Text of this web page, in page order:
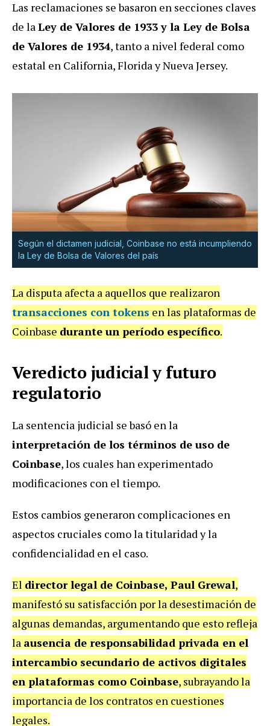
Las reclamaciones se basaron en secciones claves
de laLey de Valores de 1933 y la Ley de Bolsa
de Valores de 1934, tanto a nivel federal como
estatal en California, Florida y Nueva Jersey.
Según el dictamen judicial, Coinbase no está incumpliendo
la Ley de Bolsa de Valores del país
La disputa afecta a aquellos que realizaron
transacciones con tokens en las plataformas de
Coinbase durante un período específico.
Veredicto judicial y futuro
regulatorio
La sentencia judicial se basó en la
interpretación de los términos de uso de
Coinbase, los cuales han experimentado
modificaciones con el tiempo.
Estos cambios generaron complicaciones en
aspectos cruciales como la titularidad y la
confidencialidad en el caso.
El director legal de Coinbase, Paul Grewal,
manifestó su satisfacción por la desestimación de
algunas demandas, argumentando que esto refleja
la ausencia de responsabilidad privada en el
intercambio secundario de activos digitales
en plataformas como Coinbase, subrayando la
importancia de los contratos en cuestiones
legales.